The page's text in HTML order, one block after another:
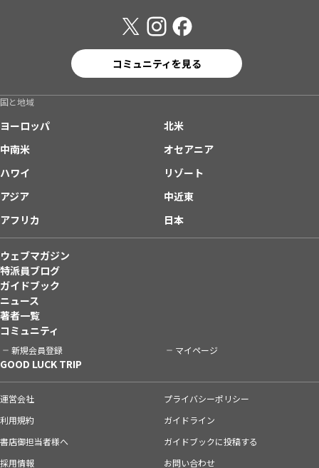
コミュニティを見る
国と地域
ヨーロッパ
北米
中南米
オセアニア
ハワイ
リゾート
アジア
中近東
アフリカ
日本
ウェブマガジン
特派員ブログ
ガイドブック
ニュース
著者一覧
コミュニティ
新規会員登録 マイページ
GOOD LUCK TRIP
運営会社
プライバシーポリシー
利用規約
ガイドライン
書店御担当者様へ
ガイドブックに投稿する
採用情報
お問い合わせ